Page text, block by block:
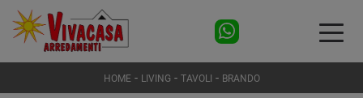
HOME- LIVING - TAVOLI - BRANDO